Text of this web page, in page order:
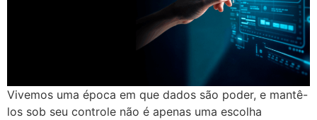
Vivemos uma época em que dados são poder, e mantê-
los sob seu controle não é apenas uma escolha